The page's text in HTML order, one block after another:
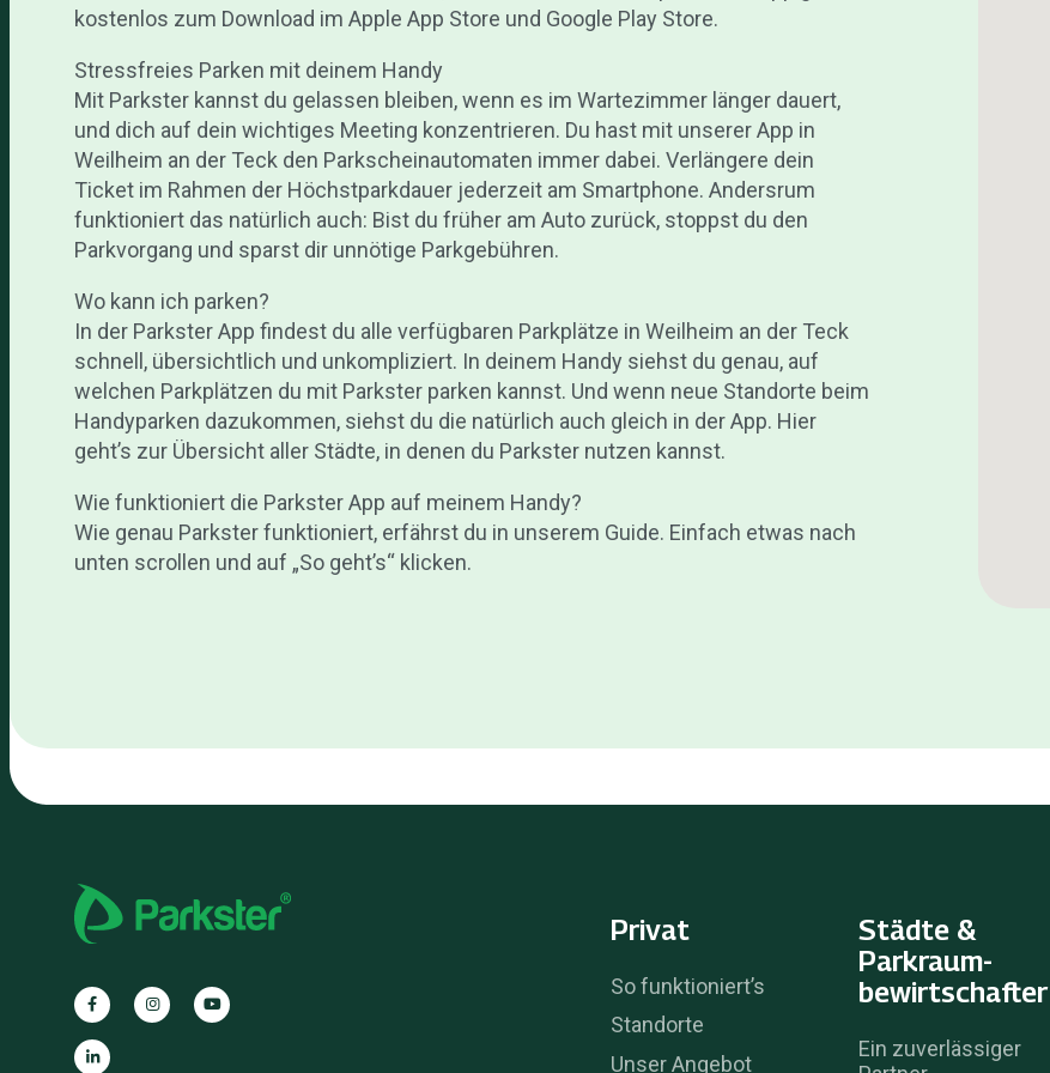
kostenlos zum Download im Apple App Store und Google Play Store.
Stressfreies Parken mit deinem Handy
Mit Parkster kannst du gelassen bleiben, wenn es im Wartezimmer länger dauert,
und dich auf dein wichtiges Meeting konzentrieren. Du hast mit unserer App in
Weilheim an der Teck den Parkscheinautomaten immer dabei. Verlängere dein
Ticket im Rahmen der Höchstparkdauer jederzeit am Smartphone. Andersrum
funktioniert das natürlich auch: Bist du früher am Auto zurück, stoppst du den
Parkvorgang und sparst dir unnötige Parkgebühren.
Wo kann ich parken?
In der Parkster App findest du alle verfügbaren Parkplätze in Weilheim an der Teck
schnell, übersichtlich und unkompliziert. In deinem Handy siehst du genau, auf
welchen Parkplätzen du mit Parkster parken kannst. Und wenn neue Standorte beim
Handyparken dazukommen, siehst du die natürlich auch gleich in der App. Hier
geht’s zur Übersicht aller Städte, in denen du Parkster nutzen kannst.
Wie funktioniert die Parkster App auf meinem Handy?
Wie genau Parkster funktioniert, erfährst du in unserem Guide. Einfach etwas nach
unten scrollen und auf „So geht’s“ klicken.
ParksterParksterParkster
Parkster
Privat
So funktioniert’s
Standorte
Unser Angebot
Städte &
Parkraum­
bewirtschafter
Ein zuverlässiger